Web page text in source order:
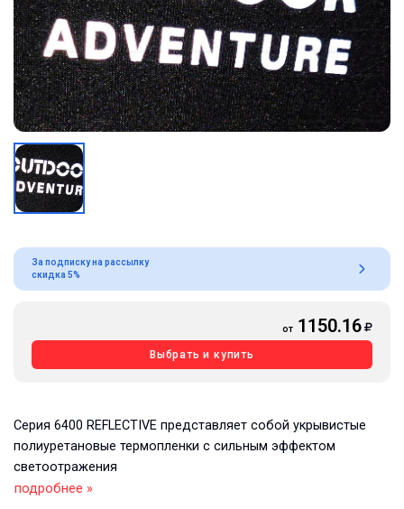
За подписку на рассылку
скидка 5%
от 1150.16
Выбрать и купить
Серия 6400 REFLECTIVE представляет собой укрывистые
полиуретановые термопленки с сильным эффектом
светоотражения
подробнее »